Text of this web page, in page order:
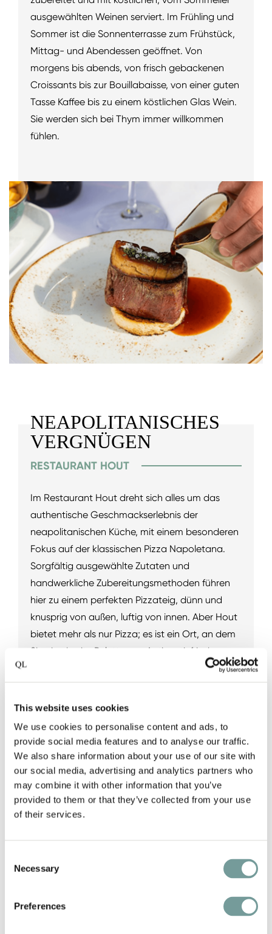
This website uses cookies
We use cookies to personalise content and ads, to
provide social media features and to analyse our traffic.
We also share information about your use of our site with
our social media, advertising and analytics partners who
may combine it with other information that you’ve
provided to them or that they’ve collected from your use
of their services.
Selection
Necessary
Preferences
ausgewählten Weinen serviert. Im Frühling und
Sommer ist die Sonnenterrasse zum Frühstück,
Mittag- und Abendessen geöffnet. Von
morgens bis abends, von frisch gebackenen
Croissants bis zur Bouillabaisse, von einer guten
Tasse Kaffee bis zu einem köstlichen Glas Wein.
Sie werden sich bei Thym immer willkommen
fühlen.
NEAPOLITANISCHES
VERGNÜGEN
RESTAURANT HOUT
Im Restaurant Hout dreht sich alles um das
authentische Geschmackserlebnis der
neapolitanischen Küche, mit einem besonderen
Fokus auf der klassischen Pizza Napoletana.
Sorgfältig ausgewählte Zutaten und
handwerkliche Zubereitungsmethoden führen
hier zu einem perfekten Pizzateig, dünn und
knusprig von außen, luftig von innen. Aber Hout
bietet mehr als nur Pizza; es ist ein Ort, an dem
Sie eine breite Palette von Antipasti, frischen
kulinarisches Erlebnis durch eine Auswahl an
und lokalen Bieren abgerundet. Egal, ob Sie für
ein entspanntes Mittagessen vorbeischauen
oder sich mit Freunden und Kollegen zu einem
gemütlichen Treffen treffen, im Hout sind Sie
immer auf ein geschmackvolles und
gastfreundliches Erlebnis garantiert.